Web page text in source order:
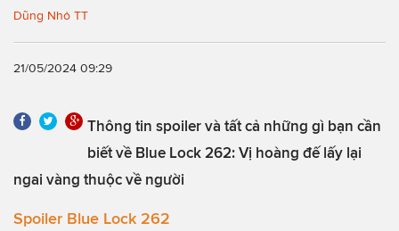
Dũng Nhỏ TT
21/05/2024 09:29
Thông tin spoiler và tất cả những gì bạn cần
biết về Blue Lock 262: Vị hoàng đế lấy lại
ngai vàng thuộc về người
Spoiler Blue Lock 262